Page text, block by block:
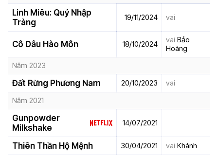
Linh Miêu: Quỷ Nhập
Tràng
19/11/2024 vai
Cô Dâu Hào Môn 18/10/2024 vai Bảo
Hoàng
Năm 2023
Đất Rừng Phương Nam 20/10/2023
vai
Năm 2021
Gunpowder
Milkshake
14/07/2021
Thiên Thần Hộ Mệnh 30/04/2021 vai Khánh